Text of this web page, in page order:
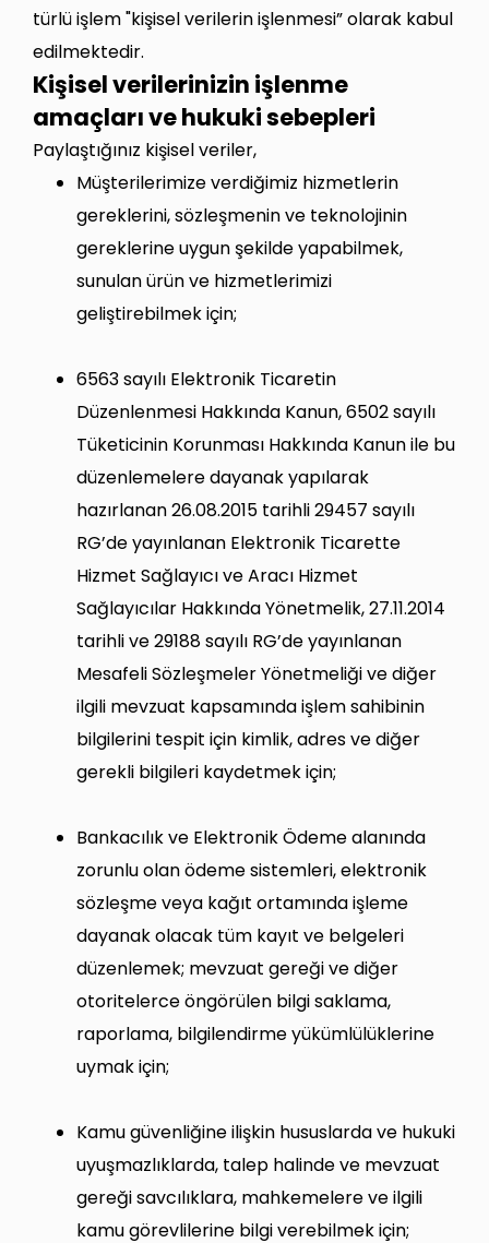
türlü işlem "kişisel verilerin işlenmesi” olarak kabul
edilmektedir.
Kişisel verilerinizin işlenme
amaçları ve hukuki sebepleri
Paylaştığınız kişisel veriler,
Müşterilerimize verdiğimiz hizmetlerin
gereklerini, sözleşmenin ve teknolojinin
gereklerine uygun şekilde yapabilmek,
sunulan ürün ve hizmetlerimizi
geliştirebilmek için;
6563 sayılı Elektronik Ticaretin
Düzenlenmesi Hakkında Kanun, 6502 sayılı
Tüketicinin Korunması Hakkında Kanun ile bu
düzenlemelere dayanak yapılarak
hazırlanan 26.08.2015 tarihli 29457 sayılı
RG’de yayınlanan Elektronik Ticarette
Hizmet Sağlayıcı ve Aracı Hizmet
Sağlayıcılar Hakkında Yönetmelik, 27.11.2014
tarihli ve 29188 sayılı RG’de yayınlanan
Mesafeli Sözleşmeler Yönetmeliği ve diğer
ilgili mevzuat kapsamında işlem sahibinin
bilgilerini tespit için kimlik, adres ve diğer
gerekli bilgileri kaydetmek için;
Bankacılık ve Elektronik Ödeme alanında
zorunlu olan ödeme sistemleri, elektronik
sözleşme veya kağıt ortamında işleme
dayanak olacak tüm kayıt ve belgeleri
düzenlemek; mevzuat gereği ve diğer
otoritelerce öngörülen bilgi saklama,
raporlama, bilgilendirme yükümlülüklerine
uymak için;
Kamu güvenliğine ilişkin hususlarda ve hukuki
uyuşmazlıklarda, talep halinde ve mevzuat
gereği savcılıklara, mahkemelere ve ilgili
kamu görevlilerine bilgi verebilmek için;